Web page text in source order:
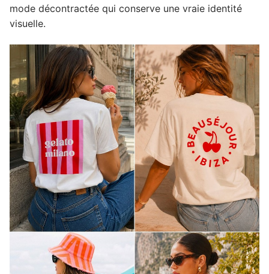
mode décontractée qui conserve une vraie identité
visuelle.